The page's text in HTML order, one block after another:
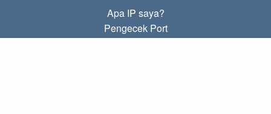
Apa IP saya?
Pengecek Port